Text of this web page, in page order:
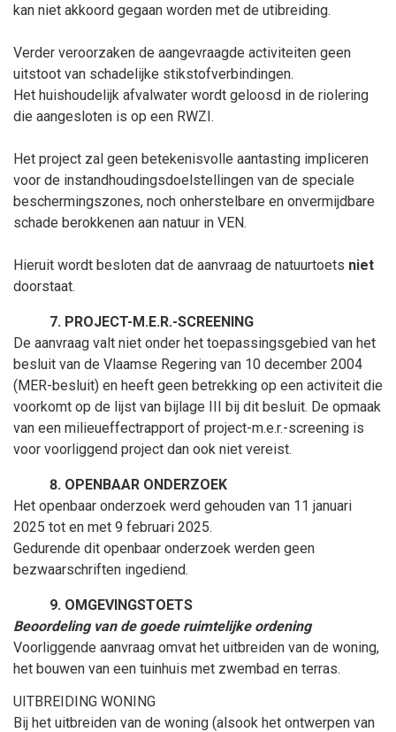
kan niet akkoord gegaan worden met de utibreiding.
Verder veroorzaken de aangevraagde activiteiten geen
uitstoot van schadelijke stikstofverbindingen.
Het huishoudelijk afvalwater wordt geloosd in de riolering
die aangesloten is op een RWZI.
Het project zal geen betekenisvolle aantasting impliceren
voor de instandhoudingsdoelstellingen van de speciale
beschermingszones, noch onherstelbare en onvermijdbare
schade berokkenen aan natuur in VEN.
Hieruit wordt besloten dat de aanvraag de natuurtoets niet
doorstaat.
PROJECT-M.E.R.-SCREENING
De aanvraag valt niet onder het toepassingsgebied van het
besluit van de Vlaamse Regering van 10 december 2004
(MER-besluit) en heeft geen betrekking op een activiteit die
voorkomt op de lijst van bijlage III bij dit besluit. De opmaak
van een milieueffectrapport of project-m.e.r.-screening is
voor voorliggend project dan ook niet vereist.
OPENBAAR ONDERZOEK
Het openbaar onderzoek werd gehouden van 11 januari
2025 tot en met 9 februari 2025.
Gedurende dit openbaar onderzoek werden geen
bezwaarschriften ingediend.
OMGEVINGSTOETS
Beoordeling van de goede ruimtelijke ordening
Voorliggende aanvraag omvat het uitbreiden van de woning,
het bouwen van een tuinhuis met zwembad en terras.
UITBREIDING WONING
Bij het uitbreiden van de woning (alsook het ontwerpen van